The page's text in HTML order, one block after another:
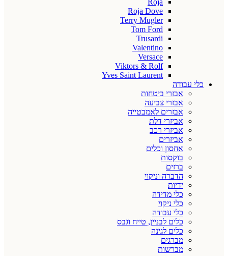
Roja
Roja Dove
Terry Mugler
Tom Ford
Trusardi
Valentino
Versace
Viktors & Rolf
Yves Saint Laurent
כלי עבודה
אבזרי ביטחות
אבזרי צביעה
אבזרים לאמבטייה
אביזרי דלת
אביזרי רכב
אביזרים
אחסון וכלים
בוקסות
ברזים
הדברה וניקוי
ידיות
כלי מדידה
כלי ניקוי
כלי עבודה
כלים לבניין, טייח וגבס
כלים לגינה
מברגים
מברשות